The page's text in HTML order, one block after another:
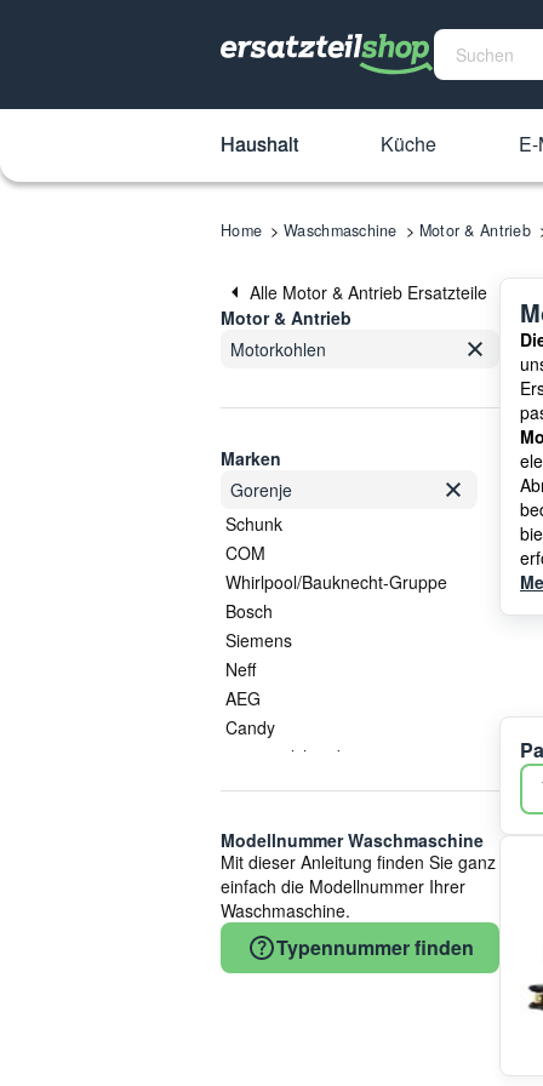
Haushalt Küche
Home Waschmaschine Motor & Antrieb
Alle Motor & Antrieb Ersatzteile
Motor & Antrieb
Motorkohlen
Marken
Gorenje
Schunk
COM
Whirlpool/Bauknecht-Gruppe
Bosch
Siemens
Neff
AEG
Candy
ersatzteilshop basics
Arcelik
Electrolux
Indesit
Beko
Smeg
Bauknecht
Modellnummer Waschmaschine
Mit dieser Anleitung finden Sie ganz
einfach die Modellnummer Ihrer
Waschmaschine.
Typennummer finden